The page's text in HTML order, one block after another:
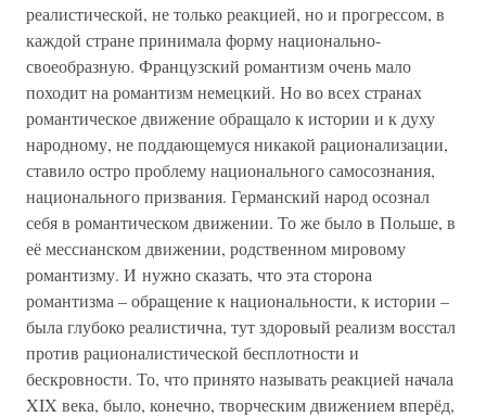
реалистической, не только реакцией, но и прогрессом, в
каждой стране принимала форму национально-
своеобразную. Французский романтизм очень мало
походит на романтизм немецкий. Но во всех странах
романтическое движение обращало к истории и к духу
народному, не поддающемуся никакой рационализации,
ставило остро проблему национального самосознания,
национального призвания. Германский народ осознал
себя в романтическом движении. То же было в Польше, в
её мессианском движении, родственном мировому
романтизму. И нужно сказать, что эта сторона
романтизма – обращение к национальности, к истории –
была глубоко реалистична, тут здоровый реализм восстал
против рационалистической бесплотности и
бескровности. То, что принято называть реакцией начала
XIX века, было, конечно, творческим движением вперёд,